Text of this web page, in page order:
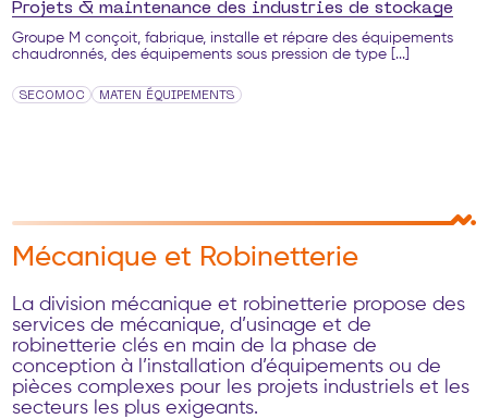
Projets & maintenance des industries de stockage
Groupe M conçoit, fabrique, installe et répare des équipements
chaudronnés, des équipements sous pression de type [...]
SECOMOC MATEN ÉQUIPEMENTS
Mécanique et Robinetterie
La division mécanique et robinetterie propose des
services de mécanique, d’usinage et de
robinetterie clés en main de la phase de
conception à l’installation d’équipements ou de
pièces complexes pour les projets industriels et les
secteurs les plus exigeants.